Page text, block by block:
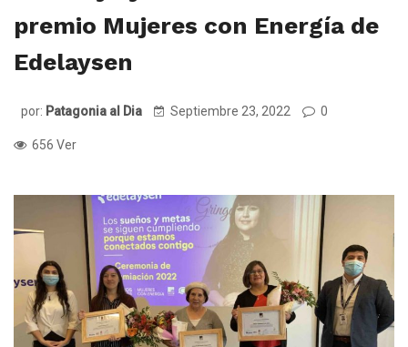
premio Mujeres con Energía de
Edelaysen
por: Patagonia al Dia Septiembre 23, 2022 0
656 Ver